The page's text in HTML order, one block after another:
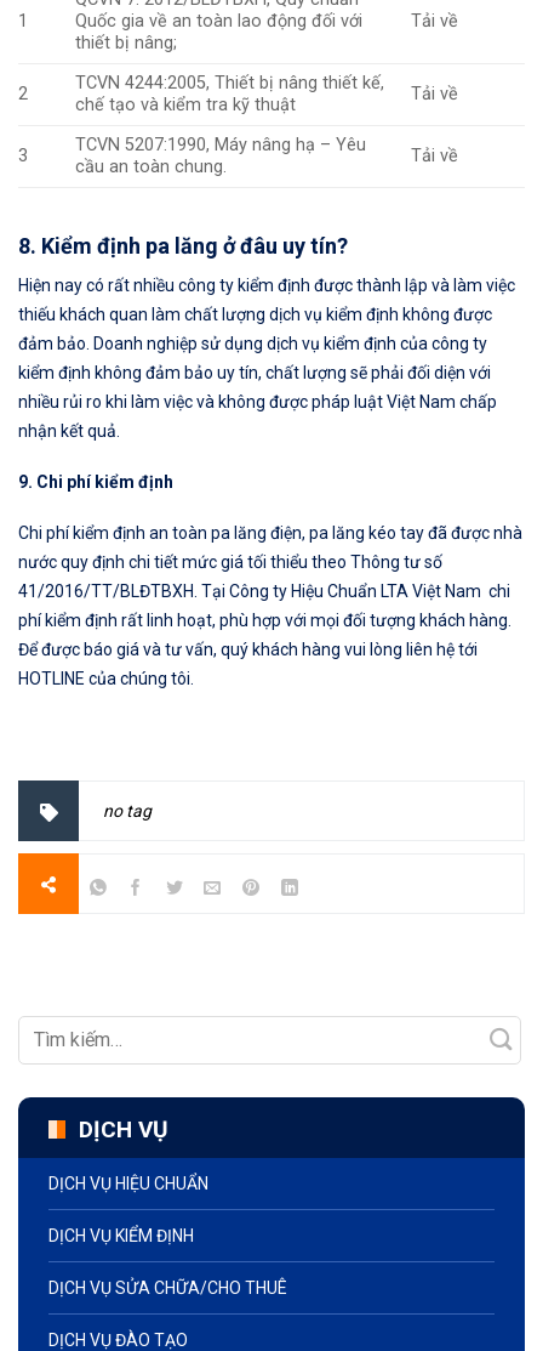
1
Quốc gia về an toàn lao động đối với
thiết bị nâng;
Tải về
2
TCVN 4244:2005, Thiết bị nâng thiết kế,
chế tạo và kiểm tra kỹ thuật
Tải về
3
TCVN 5207:1990, Máy nâng hạ – Yêu
cầu an toàn chung.
Tải về
8. Kiểm định pa lăng ở đâu uy tín?
Hiện nay có rất nhiều công ty kiểm định được thành lập và làm việc
thiếu khách quan làm chất lượng dịch vụ kiểm định không được
đảm bảo. Doanh nghiệp sử dụng dịch vụ kiểm định của công ty
kiểm định không đảm bảo uy tín, chất lượng sẽ phải đối diện với
nhiều rủi ro khi làm việc và không được pháp luật Việt Nam chấp
nhận kết quả.
9. Chi phí kiểm định
Chi phí kiểm định an toàn pa lăng điện, pa lăng kéo tay đã được nhà
nước quy định chi tiết mức giá tối thiểu theo Thông tư số
41/2016/TT/BLĐTBXH. Tại Công ty Hiệu Chuẩn LTA Việt Nam chi
phí kiểm định rất linh hoạt, phù hợp với mọi đối tượng khách hàng.
Để được báo giá và tư vấn, quý khách hàng vui lòng liên hệ tới
HOTLINE của chúng tôi.
no tag
DỊCH VỤ
DỊCH VỤ HIỆU CHUẨN
DỊCH VỤ KIỂM ĐỊNH
DỊCH VỤ SỬA CHỮA/CHO THUÊ
DỊCH VỤ ĐÀO TẠO